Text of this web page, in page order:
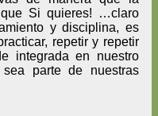
Si quieres! …claro
y disciplina, es
repetir y repetir
integrada en nuestro
parte de nuestras